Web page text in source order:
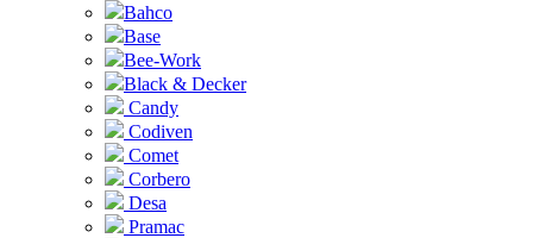
Bahco
Base
Bee-Work
Black & Decker
Candy
Codiven
Comet
Corbero
Desa
Pramac